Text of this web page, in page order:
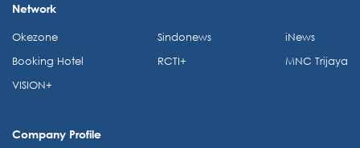
Network
Okezone
Booking Hotel
VISION+
Sindonews
RCTI+
iNews
MNC Trijaya
Company Profile